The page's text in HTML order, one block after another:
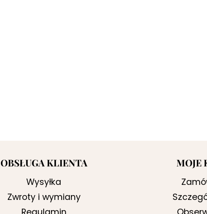
OBSŁUGA KLIENTA
Wysyłka
Zwroty i wymiany
MOJE